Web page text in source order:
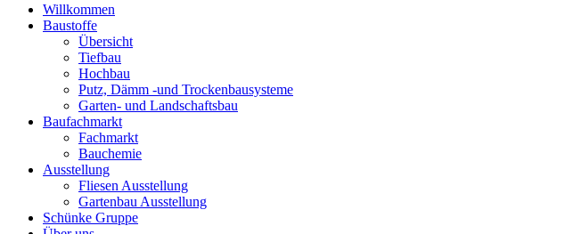
Willkommen
Baustoffe
Übersicht
Tiefbau
Hochbau
Putz, Dämm -und Trockenbausysteme
Garten- und Landschaftsbau
Baufachmarkt
Fachmarkt
Bauchemie
Ausstellung
Fliesen Ausstellung
Gartenbau Ausstellung
Schünke Gruppe